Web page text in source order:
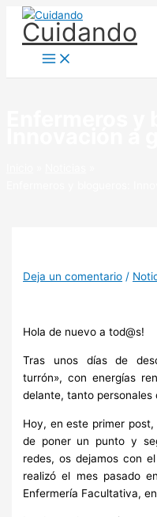
contenido
Cuidando
Deja un comentario /
Hola de nuevo a tod@s!
Tras unos días de
turrón», con energías
delante, tanto personales
Hoy, en este primer
de poner un punto y
redes, os dejamos con
realizó el mes pasado
Enfermería Facultativa,